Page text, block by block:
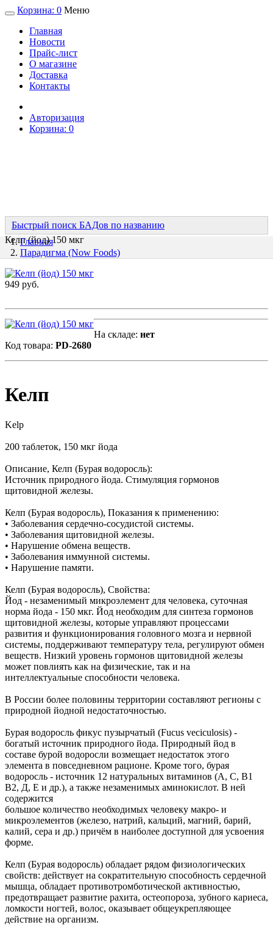
Корзина: 0 Меню
Главная
Новости
Прайс-лист
О магазине
Доставка
Контакты
Авторизация
Корзина: 0
Быстрый поиск БАДов по названию
Келп (йод) 150 мкг
Главная
Парадигма (Now Foods)
949 руб.
На складе: нет
Код товара: PD-2680
Келп
Kelp
200 таблеток, 150 мкг йода
Описание, Келп (Бурая водоросль):
Источник природного йода. Стимуляция гормонов
щитовидной железы.
Келп (Бурая водоросль), Показания к применению:
• Заболевания сердечно-сосудистой системы.
• Заболевания щитовидной железы.
• Нарушение обмена веществ.
• Заболевания иммунной системы.
• Нарушение памяти.
Келп (Бурая водоросль), Свойства:
Йод - незаменимый микроэлемент для человека, суточная
норма йода - 150 мкг. Йод необходим для синтеза гормонов
щитовидной железы, которые управляют процессами
развития и функционирования головного мозга и нервной
системы, поддерживают температуру тела, регулируют обмен
веществ. Низкий уровень гормонов щитовидной железы
может повлиять как на физические, так и на
интеллектуальные способности человека.
В России более половины территории составляют регионы с
природной йодной недостаточностью.
Бурая водоросль фикус пузырчатый (Fucus veciculosis) -
богатый источник природного йода. Природный йод в
составе бурой водоросли возмещает недостаток этого
элемента в повседневном рационе. Кроме того, бурая
водоросль - источник 12 натуральных витаминов (А, С, В1
В2, Д, Е и др.), а также незаменимых аминокислот. В ней
содержится
большое количество необходимых человеку макро- и
микроэлементов (железо, натрий, кальций, магний, барий,
калий, сера и др.) причём в наиболее доступной для усвоения
форме.
Келп (Бурая водоросль) обладает рядом физиологических
свойств: действует на сократительную способность сердечной
мышца, обладает противотромботической активностью,
предотвращает развитие рахита, остеопороза, зубного кариеса,
ломкости ногтей, волос, оказывает общеукрепляющее
действие на организм.